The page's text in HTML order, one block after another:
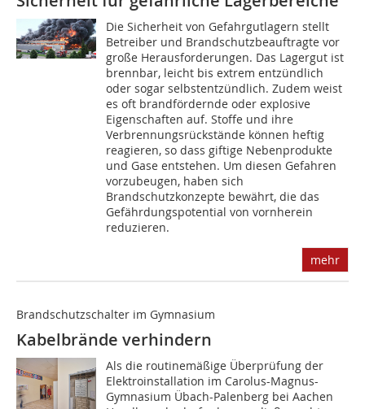
Die Sicherheit von Gefahrgutlagern stellt
Betreiber und Brandschutzbeauftragte vor
große Herausforderungen. Das Lagergut ist
brennbar, leicht bis extrem entzündlich
oder sogar selbstentzündlich. Zudem weist
es oft brandfördernde oder explosive
Eigenschaften auf. Stoffe und ihre
Verbrennungsrückstände können heftig
reagieren, so dass giftige Nebenprodukte
und Gase entstehen. Um diesen Gefahren
vorzubeugen, haben sich
Brandschutzkonzepte bewährt, die das
Gefährdungspotential von vornherein
reduzieren.
mehr
Brandschutzschalter im Gymnasium
Kabelbrände verhindern
Als die routinemäßige Überprüfung der
Elektroinstallation im Carolus-Magnus-
Gymnasium Übach-Palenberg bei Aachen